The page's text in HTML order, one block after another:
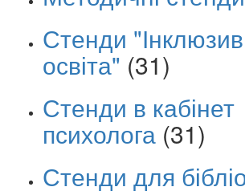
Стенди
освіта" (31)
Стенди в кабінет
психолога (31)
Стенди для